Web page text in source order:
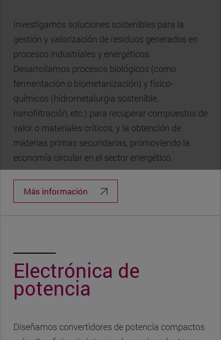
Investigamos soluciones sostenibles para la
gestión y valorización de residuos generados en
procesos industriales y energéticos.
Desarrollamos procesos biológicos (como
fermentación o biometanización) y físico-
químicos (hidrometalurgia sostenible,
nanofiltración, etc.) para recuperar compuestos de
valor o materiales críticos, y la obtención de
materias primas secundarias, promoviendo la
economía circular en el sector energético.
Más información
Electrónica de
potencia
Diseñamos convertidores de potencia compactos